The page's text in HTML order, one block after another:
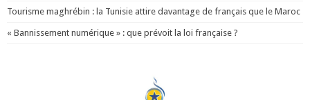
Tourisme maghrébin : la Tunisie attire davantage de français que le Maroc
« Bannissement numérique » : que prévoit la loi française ?